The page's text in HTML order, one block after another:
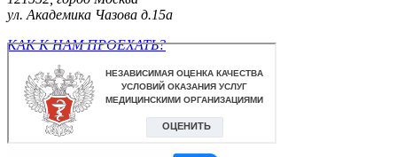
ул. Академика Чазова д.15а
КАК К НАМ ПРОЕХАТЬ?